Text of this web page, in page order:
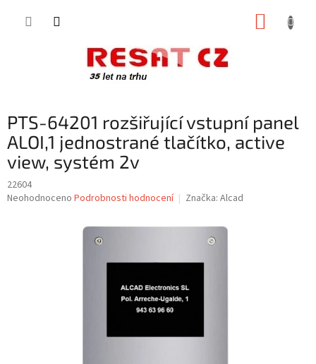
PTS-64201 rozšiřující vstupní panel
ALOI,1 jednostrané tlačítko, active
view, systém 2v
22604
Průměrné
Neohodnoceno Podrobnosti hodnocení Značka: Alcad